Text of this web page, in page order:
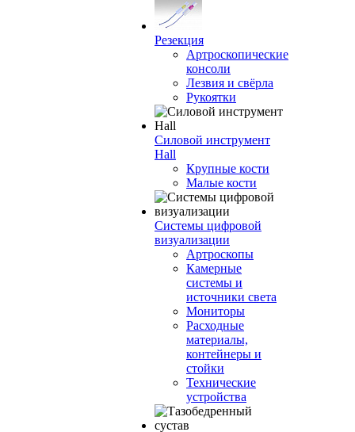
Резекция
Артроскопические
консоли
Лезвия и свёрла
Рукоятки
Силовой инструмент
Hall
Крупные кости
Малые кости
Системы цифровой
визуализации
Артроскопы
Камерные
системы и
источники света
Мониторы
Расходные
материалы,
контейнеры и
стойки
Технические
устройства